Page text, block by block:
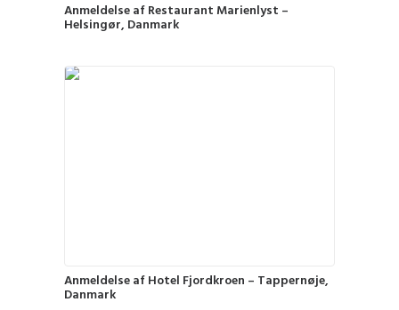
Anmeldelse af Restaurant Marienlyst –
Helsingør, Danmark
Anmeldelse af Hotel Fjordkroen – Tappernøje,
Danmark